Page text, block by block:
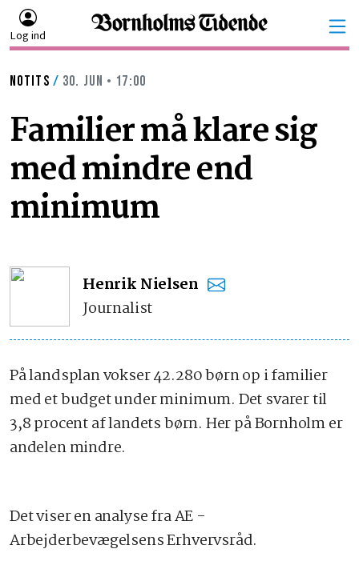
Log ind
NOTITS / 30. JUN • 17:00
Familier må klare sig
med mindre end
minimum
Henrik Nielsen
Journalist
På landsplan vokser 42.280 børn op i familier
med et budget under minimum. Det svarer til
3,8 procent af landets børn. Her på Bornholm er
andelen mindre.
Det viser en analyse fra AE -
Arbejderbevægelsens Erhvervsråd.